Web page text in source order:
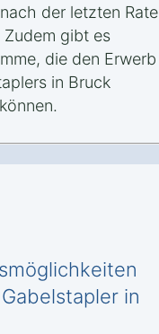
der letzten Rate
Zudem gibt es
die den Erwerb
in Bruck
in